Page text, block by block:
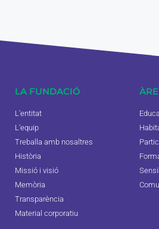
LA FUNDACIÓ
L'entitat
L'equip
Treballa amb nosaltres
Història
Missió i visió
Memòria
Transparència
Material corporatiu